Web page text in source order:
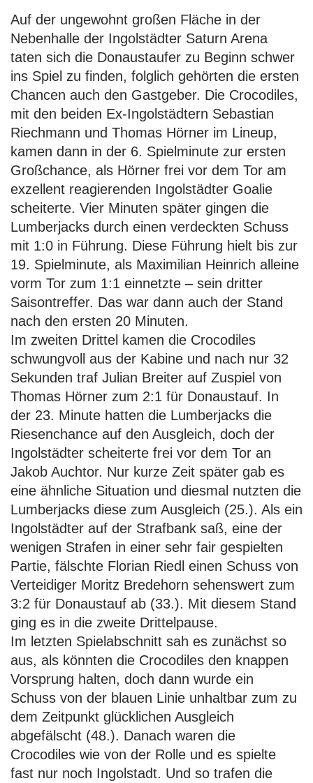
Auf der ungewohnt großen Fläche in der
Nebenhalle der Ingolstädter Saturn Arena
taten sich die Donaustaufer zu Beginn schwer
ins Spiel zu finden, folglich gehörten die ersten
Chancen auch den Gastgeber. Die Crocodiles,
mit den beiden Ex-Ingolstädtern Sebastian
Riechmann und Thomas Hörner im Lineup,
kamen dann in der 6. Spielminute zur ersten
Großchance, als Hörner frei vor dem Tor am
exzellent reagierenden Ingolstädter Goalie
scheiterte. Vier Minuten später gingen die
Lumberjacks durch einen verdeckten Schuss
mit 1:0 in Führung. Diese Führung hielt bis zur
19. Spielminute, als Maximilian Heinrich alleine
vorm Tor zum 1:1 einnetzte – sein dritter
Saisontreffer. Das war dann auch der Stand
nach den ersten 20 Minuten.
Im zweiten Drittel kamen die Crocodiles
schwungvoll aus der Kabine und nach nur 32
Sekunden traf Julian Breiter auf Zuspiel von
Thomas Hörner zum 2:1 für Donaustauf. In
der 23. Minute hatten die Lumberjacks die
Riesenchance auf den Ausgleich, doch der
Ingolstädter scheiterte frei vor dem Tor an
Jakob Auchtor. Nur kurze Zeit später gab es
eine ähnliche Situation und diesmal nutzten die
Lumberjacks diese zum Ausgleich (25.). Als ein
Ingolstädter auf der Strafbank saß, eine der
wenigen Strafen in einer sehr fair gespielten
Partie, fälschte Florian Riedl einen Schuss von
Verteidiger Moritz Bredehorn sehenswert zum
3:2 für Donaustauf ab (33.). Mit diesem Stand
ging es in die zweite Drittelpause.
Im letzten Spielabschnitt sah es zunächst so
aus, als könnten die Crocodiles den knappen
Vorsprung halten, doch dann wurde ein
Schuss von der blauen Linie unhaltbar zum zu
dem Zeitpunkt glücklichen Ausgleich
abgefälscht (48.). Danach waren die
Crocodiles wie von der Rolle und es spielte
fast nur noch Ingolstadt. Und so trafen die